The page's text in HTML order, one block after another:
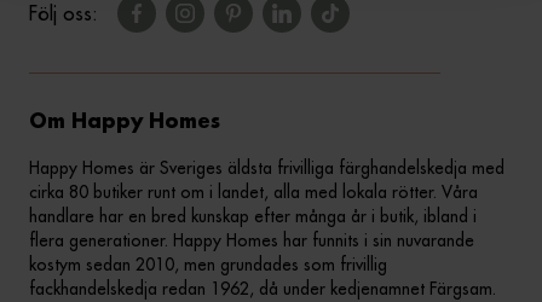
Följ oss:
Om Happy Homes
Happy Homes är Sveriges äldsta frivilliga färghandelskedja med
cirka 80 butiker runt om i landet, alla med lokala rötter. Våra
handlare har en bred kunskap efter många år i butik, ibland i
flera generationer. Happy Homes har funnits i sin nuvarande
kostym sedan 2010, men grundades som frivillig
fackhandelskedja redan 1962, då under kedjenamnet Färgsam.